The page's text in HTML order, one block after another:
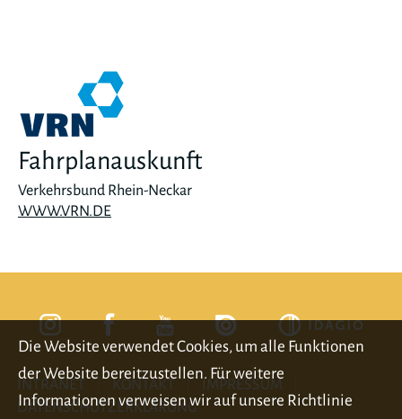
Fahrplanauskunft
Verkehrsbund Rhein-Neckar
WWW.VRN.DE
INTRANET KONTAKT
IMPRESSUM
DATENSCHUTZERKLÄRUNG
Die Website verwendet Cookies, um alle Funktionen
der Website bereitzustellen. Für weitere
Informationen verweisen wir auf unsere Richtlinie